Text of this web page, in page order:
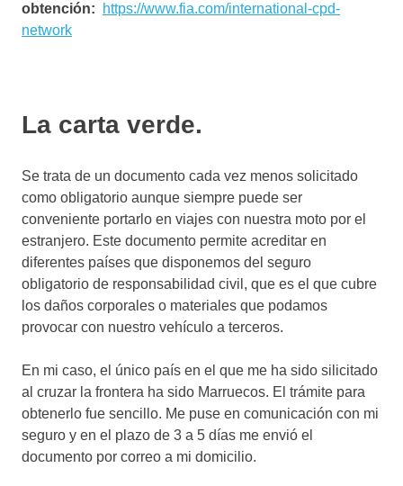
obtención:
https://www.fia.com/international-cpd-
network
La carta verde.
Se trata de un documento cada vez menos solicitado
como obligatorio aunque siempre puede ser
conveniente portarlo en viajes con nuestra moto por el
estranjero. Este documento permite acreditar en
diferentes países que disponemos del seguro
obligatorio de responsabilidad civil, que es el que cubre
los daños corporales o materiales que podamos
provocar con nuestro vehículo a terceros.
En mi caso, el único país en el que me ha sido silicitado
al cruzar la frontera ha sido Marruecos. El trámite para
obtenerlo fue sencillo. Me puse en comunicación con mi
seguro y en el plazo de 3 a 5 días me envió el
documento por correo a mi domicilio.